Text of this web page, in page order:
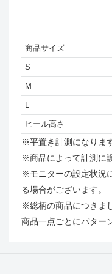
商品サイズ
S
M
L
ヒール高さ
※平置き計測になります
※商品によって計測に
※モニターの設定状況
る場合がございます。
※総柄の商品につきま
商品一点ごとにパター